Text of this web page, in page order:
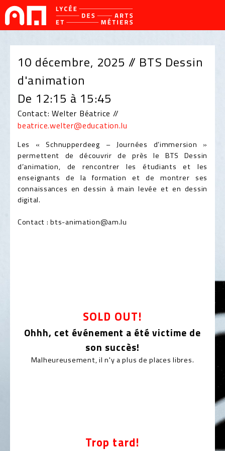
10 décembre, 2025 // BTS Dessin
d'animation
De 12:15 à 15:45
Contact: Welter Béatrice //
beatrice.welter@education.lu
Les « Schnupperdeeg – Journées d’immersion »
permettent de découvrir de près le BTS Dessin
d’animation, de rencontrer les étudiants et les
enseignants de la formation et de montrer ses
connaissances en dessin à main levée et en dessin
digital.
Contact : bts-animation@am.lu
SOLD OUT!
Ohhh, cet événement a été victime de
son succès!
Malheureusement, il n'y a plus de places libres.
Trop tard!